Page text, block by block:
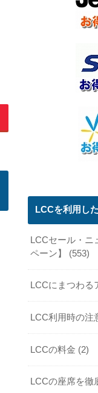
LCCを利用し
LCCセール・
ペーン】 (553)
LCCにまつわる
LCC利用時の注
LCCの料金 (2)
LCCの座席を徹